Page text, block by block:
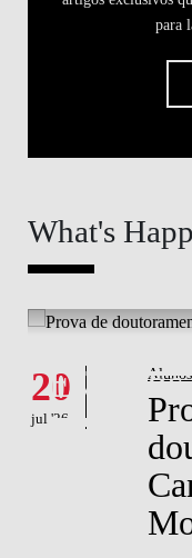
para
What's
Eventos
20
jul '26
Alunos